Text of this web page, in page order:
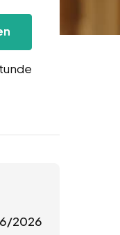
2026